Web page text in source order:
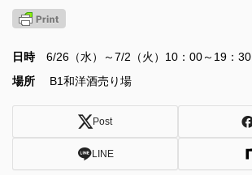
日時 6/26（水）～7/2（火）10：00～19：30
場所 B1和洋酒売り場
Post
LINE